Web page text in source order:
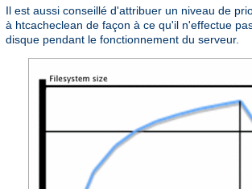
Il est aussi conseillé d'attribuer un niveau de
à htcacheclean de façon à ce qu'il n'effectue
disque pendant le fonctionnement du serveur.